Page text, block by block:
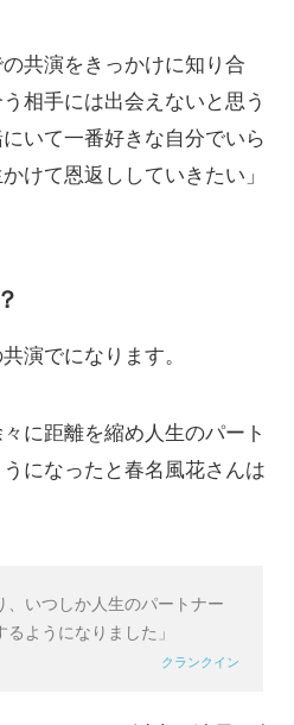
共演をきっかけに知り合
相手には出会えないと思う
いて一番好きな自分でいら
けて恩返ししていきたい」
演でになります。
に距離を縮め人生のパート
になったと春名風花さんは
、いつしか人生のパートナー
ようになりました」
クランクイン